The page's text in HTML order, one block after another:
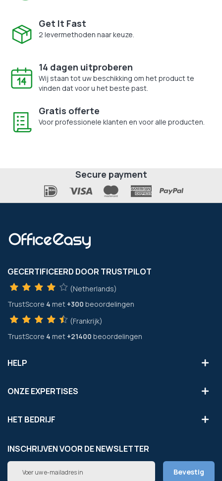
Get It Fast
2 levermethoden naar keuze.
14 dagen uitproberen
Wij staan tot uw beschikking om het product te
vinden dat voor u het beste past.
Gratis offerte
Voor professionele klanten en voor alle producten.
Secure payment
GECERTIFICEERD DOOR TRUSTPILOT
(Netherlands)
TrustScore 4 met +300 beoordelingen
(Frankrijk)
TrustScore 4 met +21400 beoordelingen
HELP
ONZE EXPERTISES
HET BEDRIJF
INSCHRIJVEN VOOR DE NEWSLETTER
Abonneer
Bevestig